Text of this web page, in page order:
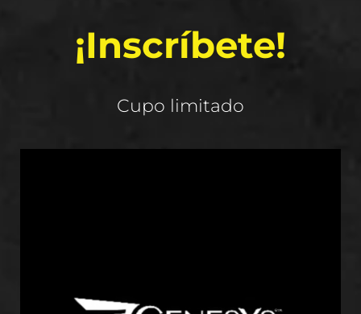
¡Inscríbete!
Cupo limitado